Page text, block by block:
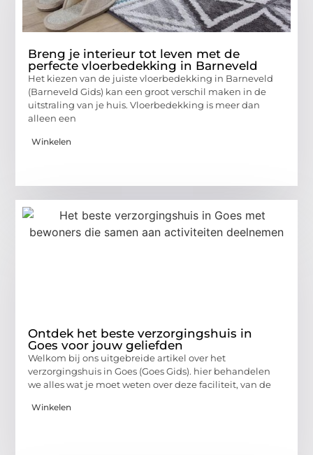
Breng je interieur tot leven met de
perfecte vloerbedekking in Barneveld
Het kiezen van de juiste vloerbedekking in Barneveld
(Barneveld Gids) kan een groot verschil maken in de
uitstraling van je huis. Vloerbedekking is meer dan
alleen een
Winkelen
Ontdek het beste verzorgingshuis in
Goes voor jouw geliefden
Welkom bij ons uitgebreide artikel over het
verzorgingshuis in Goes (Goes Gids). hier behandelen
we alles wat je moet weten over deze faciliteit, van de
Winkelen